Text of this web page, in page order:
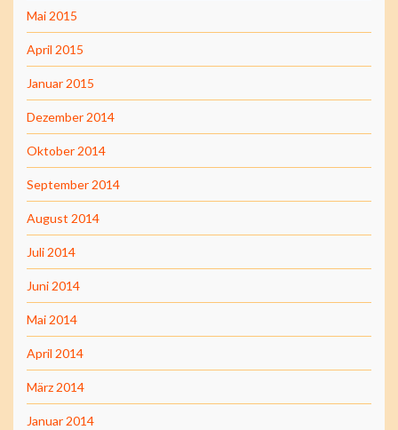
Mai 2015
April 2015
Januar 2015
Dezember 2014
Oktober 2014
September 2014
August 2014
Juli 2014
Juni 2014
Mai 2014
April 2014
März 2014
Januar 2014